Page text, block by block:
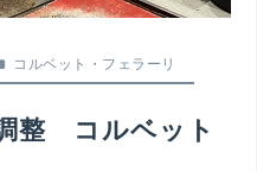
コルベット ・ フェラーリ
整 コルベット